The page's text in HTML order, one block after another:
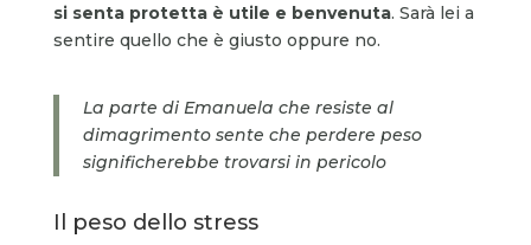
si senta protetta è utile e benvenuta. Sarà lei a
sentire quello che è giusto oppure no.
La parte di Emanuela che resiste al
dimagrimento sente che perdere peso
significherebbe trovarsi in pericolo
Il peso dello stress